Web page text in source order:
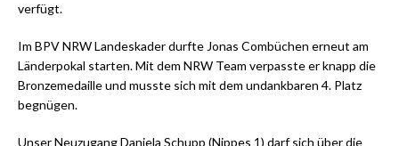
verfügt.
Im BPV NRW Landeskader durfte Jonas Combüchen erneut am
Länderpokal starten. Mit dem NRW Team verpasste er knapp die
Bronzemedaille und musste sich mit dem undankbaren 4. Platz
begnügen.
Unser Neuzugang Daniela Schupp (Nippes 1) darf sich über die